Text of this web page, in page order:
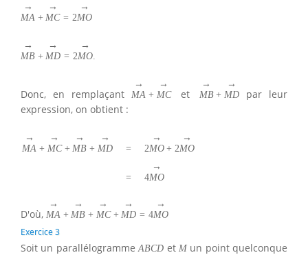
→
MA +
→
MC = 2
→
MO
→
MB +
→
MD = 2
→
MO.
Donc, en remplaçant
→
MA +
→
MC et
→
MB +
→
MD
par leur
expression, on obtient :
→
MA +
→
MC +
→
MB +
→
MD = 2
→
MO + 2
→
MO
= 4
→
MO
D'où,
→
MA +
→
MB +
→
MC +
→
MD = 4
→
MO
Exercice 3
Soit un parallélogrammeABCD et Mun point quelconque